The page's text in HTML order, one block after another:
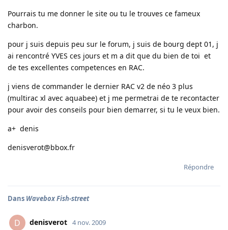
Pourrais tu me donner le site ou tu le trouves ce fameux
charbon.
pour j suis depuis peu sur le forum, j suis de bourg dept 01, j
ai rencontré YVES ces jours et m a dit que du bien de toi et
de tes excellentes competences en RAC.
j viens de commander le dernier RAC v2 de néo 3 plus
(multirac xl avec aquabee) et j me permetrai de te recontacter
pour avoir des conseils pour bien demarrer, si tu le veux bien.
a+ denis
denisverot@bbox.fr
Répondre
Dans Wavebox Fish-street
D denisverot 4 nov. 2009